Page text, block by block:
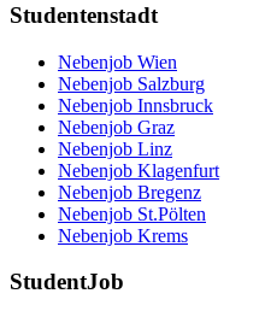
Studentenstadt
Nebenjob Wien
Nebenjob Salzburg
Nebenjob Innsbruck
Nebenjob Graz
Nebenjob Linz
Nebenjob Klagenfurt
Nebenjob Bregenz
Nebenjob St.Pölten
Nebenjob Krems
StudentJob